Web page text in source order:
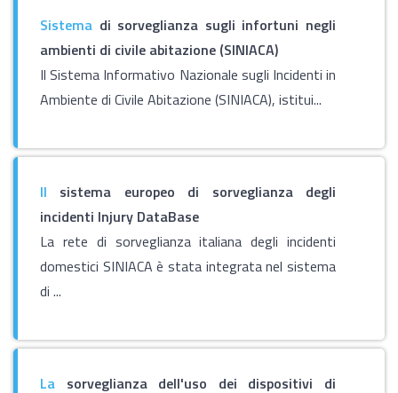
Sistema di sorveglianza sugli infortuni negli
ambienti di civile abitazione (SINIACA)
Il Sistema Informativo Nazionale sugli Incidenti in
Ambiente di Civile Abitazione (SINIACA), istitui...
Il sistema europeo di sorveglianza degli
incidenti Injury DataBase
La rete di sorveglianza italiana degli incidenti
domestici SINIACA è stata integrata nel sistema
di ...
La sorveglianza dell'uso dei dispositivi di